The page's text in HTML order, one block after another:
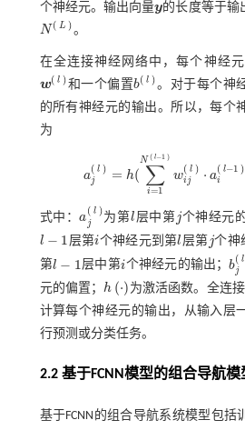
个神经元。输出向量y
y 的长度等于输
N ( L )
N( L ) 。
在全连接神经网络中，每个神经
w( l )
w( l ) 和一个偏置b( l )
b( l ) 。对于每个神
的所有神经元的输出。所以，每个
为
a
( l )
j = h( ∑
i=1
N ( l−1 )
w
( l )
i j ⋅ a
( l−1 )
i
aj( ) =h( ∑i= N( l- 1 )wi ( )⋅ai 1
式中：a
( l )
j
aj( ) 为第l
l 层中第 j
j 个神经元
l − 1
l- 1 层第i
i个神经元到第l
l层第 j
j 个神
第l − 1
l- 1 层中第i
i 个神经元的输出；b
( l
j
bj(
元的偏置；h (⋅)
h⋅ 为激活函数。全连
计算每个神经元的输出，从输入层
行预测或分类任务。
2.2 基于FCNN模型的组合导航模
基于FCNN的组合导航系统模型包括